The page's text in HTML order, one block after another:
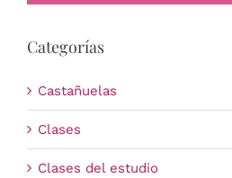
Estudio
Categorías
Castañuelas
Clases
Clases del estudio